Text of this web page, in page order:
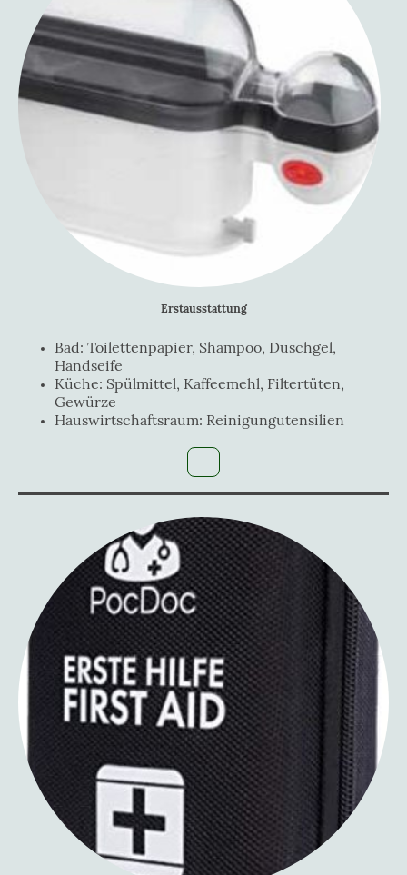
Erstausstattung
Bad: Toilettenpapier, Shampoo, Duschgel,
Handseife
Küche: Spülmittel, Kaffeemehl, Filtertüten,
Gewürze
Hauswirtschaftsraum: Reinigungutensilien
---